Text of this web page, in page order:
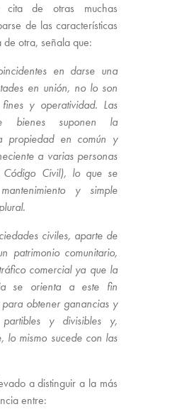
de otras muchas
de las características
de otra, señala que:
en darse una
en unión, no lo son
y operatividad. Las
bienes suponen la
propiedad en común y
a varias personas
Civil), lo que se
y simple
civiles, aparte de
patrimonio comunitario,
comercial ya que la
se orienta a este fin
obtener ganancias y
partibles y divisibles y,
lo mismo sucede con las
a distinguir a la más
entre: